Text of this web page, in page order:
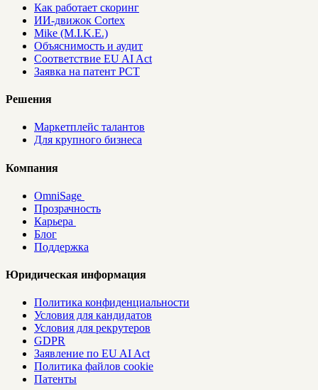
Как работает скоринг
ИИ-движок Cortex
Mike (M.I.K.E.)
Объяснимость и аудит
Соответствие EU AI Act
Заявка на патент PCT
Решения
Маркетплейс талантов
Для крупного бизнеса
Компания
OmniSage
Прозрачность
Карьера
Блог
Поддержка
Юридическая информация
Политика конфиденциальности
Условия для кандидатов
Условия для рекрутеров
GDPR
Заявление по EU AI Act
Политика файлов cookie
Патенты